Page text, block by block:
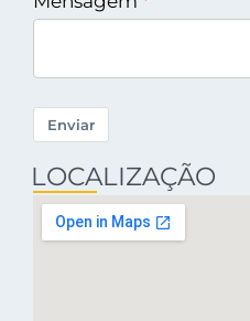
Enviar
LOCALIZAÇÃO